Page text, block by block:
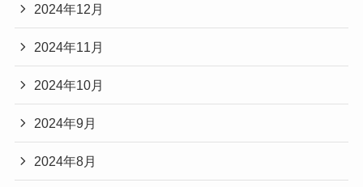
2024年12月
2024年11月
2024年10月
2024年9月
2024年8月